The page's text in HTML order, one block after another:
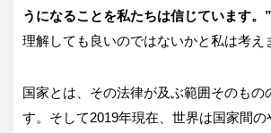
うになることを私たちは信じています。”
理解しても良いのではないかと私は考え
国家とは、その法律が及ぶ範囲そのもの
す。そして2019年現在、世界は国家間の